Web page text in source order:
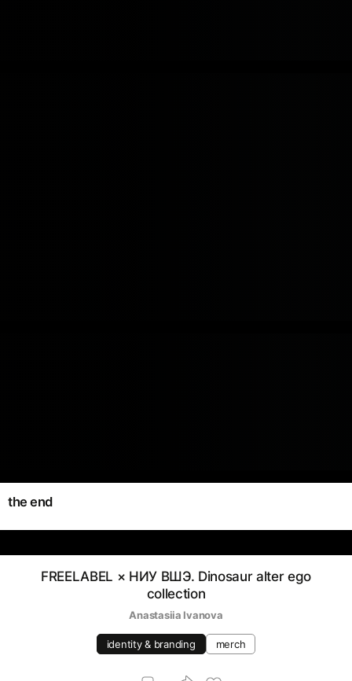
the end
FREELABEL × НИУ ВШЭ. Dinosaur alter ego
collection
Anastasiia Ivanova
identity & branding merch